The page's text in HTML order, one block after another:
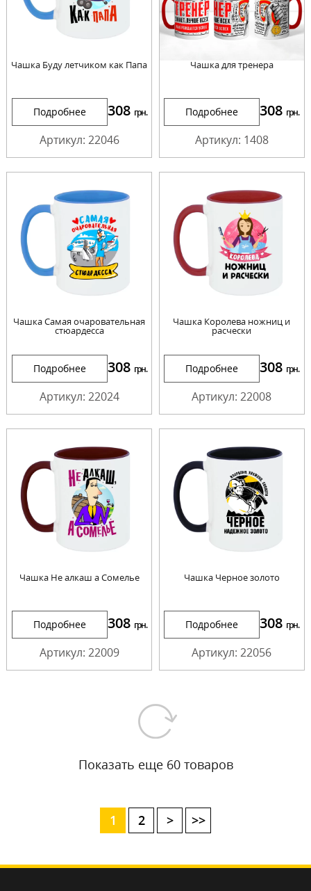
Чашка Буду летчиком как Папа
Подробнее 308 грн.
Артикул: 22046
Чашка для тренера
Подробнее 308 грн.
Артикул: 1408
Чашка Самая очаровательная
стюардесса
Подробнее 308 грн.
Артикул: 22024
Чашка Королева ножниц и
расчески
Подробнее 308 грн.
Артикул: 22008
Чашка Не алкаш а Сомелье
Подробнее 308 грн.
Артикул: 22009
Чашка Черное золото
Подробнее 308 грн.
Артикул: 22056
Показать еще 60 товаров
1 2 > >>